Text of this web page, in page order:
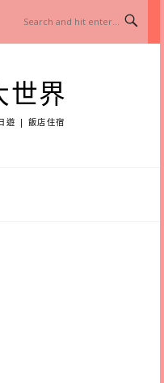
世界
遊 | 飯店住宿